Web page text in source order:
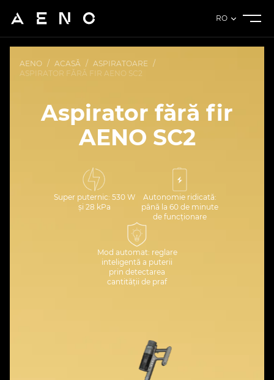
RO
AENO / ACASĂ / ASPIRATOARE /
ASPIRATOR FĂRĂ FIR AENO SC2
Aspirator fără fir
AENO SC2
Super puternic: 530 W
și 28 kPa
Autonomie ridicată:
până la 60 de minute
de funcționare
Mod automat: reglare
inteligentă a puterii
prin detectarea
cantității de praf